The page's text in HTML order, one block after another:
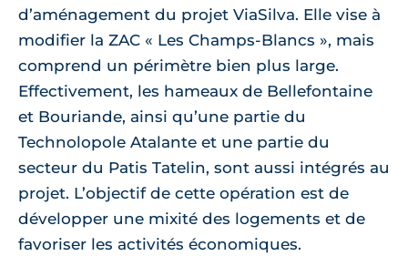
d’aménagement du projet ViaSilva. Elle vise à
modifier la ZAC « Les Champs-Blancs », mais
comprend un périmètre bien plus large.
Effectivement, les hameaux de Bellefontaine
et Bouriande, ainsi qu’une partie du
Technolopole Atalante et une partie du
secteur du Patis Tatelin, sont aussi intégrés au
projet. L’objectif de cette opération est de
développer une mixité des logements et de
favoriser les activités économiques.